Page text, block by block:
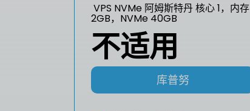
VPS NVMe 阿姆斯特丹 核心 1，内存
2GB，NVMe 40GB
不适用
库普努